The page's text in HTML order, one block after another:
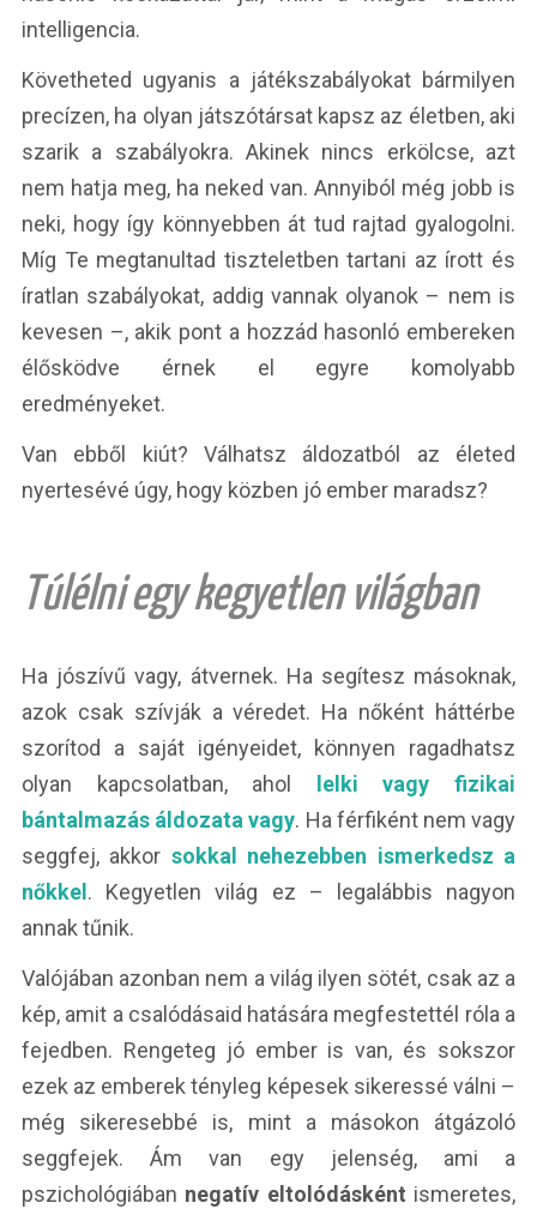
intelligencia.
Követheted ugyanis a játékszabályokat bármilyen
precízen, ha olyan játszótársat kapsz az életben, aki
szarik a szabályokra. Akinek nincs erkölcse, azt
nem hatja meg, ha neked van. Annyiból még jobb is
neki, hogy így könnyebben át tud rajtad gyalogolni.
Míg Te megtanultad tiszteletben tartani az írott és
íratlan szabályokat, addig vannak olyanok – nem is
kevesen –, akik pont a hozzád hasonló embereken
élősködve érnek el egyre komolyabb
eredményeket.
Van ebből kiút? Válhatsz áldozatból az életed
nyertesévé úgy, hogy közben jó ember maradsz?
Túlélni egy kegyetlen világban
Ha jószívű vagy, átvernek. Ha segítesz másoknak,
azok csak szívják a véredet. Ha nőként háttérbe
szorítod a saját igényeidet, könnyen ragadhatsz
olyan kapcsolatban, ahol
lelki vagy fizikai
bántalmazás áldozata vagy. Ha férfiként nem vagy
seggfej, akkor sokkal nehezebben ismerkedsz a
nőkkel . Kegyetlen világ ez – legalábbis nagyon
annak tűnik.
Valójában azonban nem a világ ilyen sötét, csak az a
kép, amit a csalódásaid hatására megfestettél róla a
fejedben. Rengeteg jó ember is van, és sokszor
ezek az emberek tényleg képesek sikeressé válni –
még sikeresebbé is, mint a másokon átgázoló
seggfejek. Ám van egy jelenség, ami a
pszichológiában negatív eltolódásként ismeretes,